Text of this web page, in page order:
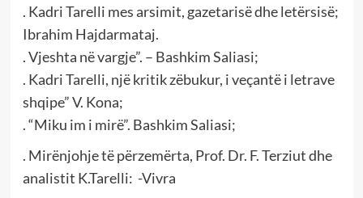
. Kadri Tarelli mes arsimit, gazetarisë dhe letërsisë;
Ibrahim Hajdarmataj.
. Vjeshta në vargje”. – Bashkim Saliasi;
. Kadri Tarelli, një kritik zëbukur, i veçantë i letrave
shqipe” V. Kona;
. “Miku im i mirë”. Bashkim Saliasi;
. Mirënjohje të përzemërta, Prof. Dr. F. Terziut dhe
analistit K.Tarelli: -Vivra